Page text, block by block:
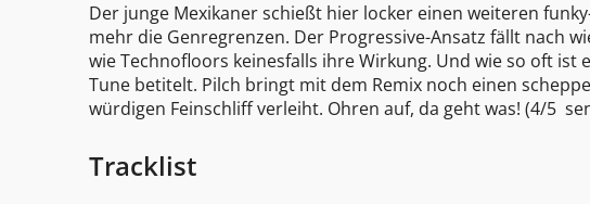
Der junge Mexikaner schießt hier locker einen weiteren
mehr die Genregrenzen. Der Progressive-Ansatz fällt nach
wie Technofloors keinesfalls ihre Wirkung. Und wie so oft
Tune betitelt. Pilch bringt mit dem Remix noch einen
würdigen Feinschliff verleiht. Ohren auf, da geht was! (4/5 
Tracklist